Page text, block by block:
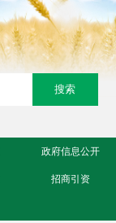
政府信息公开
招商引资